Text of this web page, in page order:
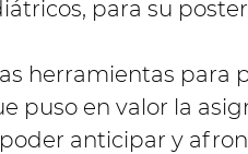
para su
herramientas para
puso en valor la
anticipar y